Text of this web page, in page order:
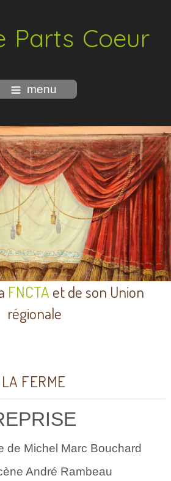
Parts Coeur
menu
FNCTA et de son Union
régionale
FERME
de Michel Marc Bouchard
André Rambeau